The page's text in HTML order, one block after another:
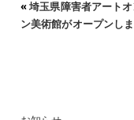
«埼玉県障害者アート
ン美術館がオープンし